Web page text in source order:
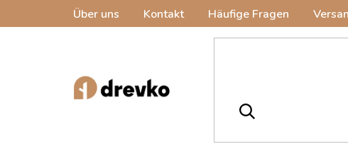
Über uns Kontakt Häufige Fragen